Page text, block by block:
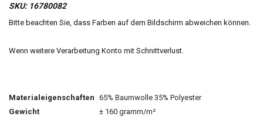
SKU: 16780082
Bitte beachten Sie, dass Farben auf dem Bildschirm abweichen können.
Wenn weitere Verarbeitung Konto mit Schnittverlust.
Materialeigenschaften 65% Baumwolle 35% Polyester
Gewicht
± 160 gramm/m²